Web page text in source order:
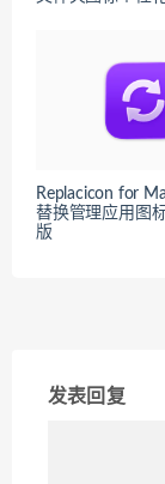
Replacicon for
替换管理应用图
版
发表回复